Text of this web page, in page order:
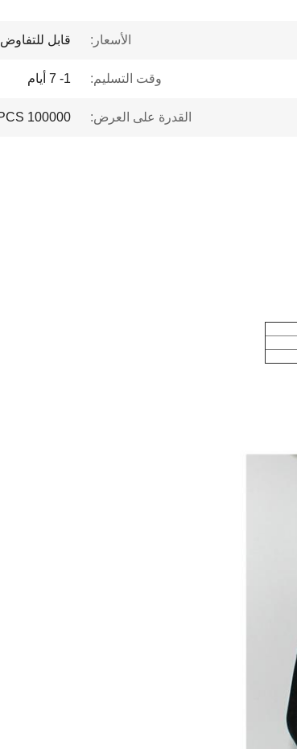
الأسعار: قابل للتفاوض
وقت التسليم: 1- 7 أيام
القدرة على العرض: 100000 PCS شهريًا